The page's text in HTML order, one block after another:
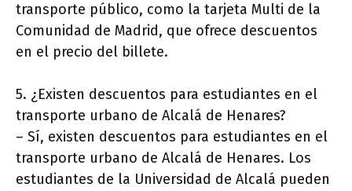
transporte público, como la tarjeta Multi de la
Comunidad de Madrid, que ofrece descuentos
en el precio del billete.
5. ¿Existen descuentos para estudiantes en el
transporte urbano de Alcalá de Henares?
– Sí, existen descuentos para estudiantes en el
transporte urbano de Alcalá de Henares. Los
estudiantes de la Universidad de Alcalá pueden